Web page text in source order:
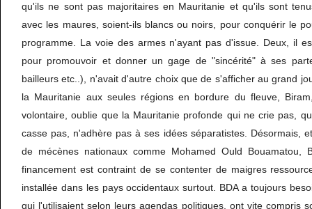
qu'ils ne sont pas majoritaires en Mauritanie et qu'ils sont
avec les maures, soient-ils blancs ou noirs, pour conquérir le
programme. La voie des armes n'ayant pas d'issue. Deux, il
pour promouvoir et donner un gage de "sincérité" à ses
bailleurs etc..), n'avait d'autre choix que de s'afficher au grand
la Mauritanie aux seules régions en bordure du fleuve,
volontaire, oublie que la Mauritanie profonde qui ne crie pas,
casse pas, n'adhère pas à ses idées séparatistes. Désormais,
de mécènes nationaux comme Mohamed Ould Bouamatou,
financement est contraint de se contenter de maigres
installée dans les pays occidentaux surtout. BDA a toujours
qui l'utilisaient selon leurs agendas politiques, ont vite compris